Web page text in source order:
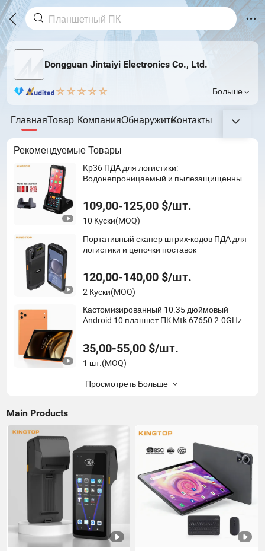
Dongguan Jintaiyi Electronics Co., Ltd.
Больше
ГлавнаяТовар КомпанияОбнаружитьКонтакты
Рекомендуемые Товары
Kp36 ПДА для логистики:
Водонепроницаемый и пылезащищенный
109,00-125,00 $/шт.
10 Куски(MOQ)
Портативный сканер штрих-кодов ПДА для
логистики и цепочки поставок
120,00-140,00 $/шт.
2 Куски(MOQ)
Кастомизированный 10.35 дюймовый
Android 10 планшет ПК Mtk 67650 2.0GHz
35,00-55,00 $/шт.
1 шт.(MOQ)
Просмотреть Больше
Main Products